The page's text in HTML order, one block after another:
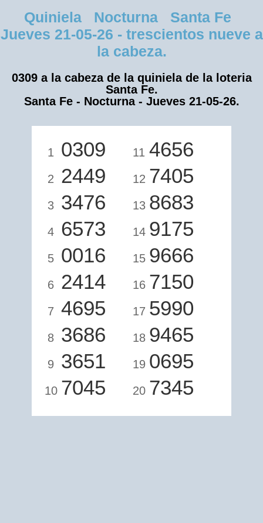
Quiniela Nocturna Santa Fe
Jueves 21-05-26 - trescientos nueve a
la cabeza.
0309 a la cabeza de la quiniela de la loteria
Santa Fe.
Santa Fe - Nocturna - Jueves 21-05-26.
1 0309
2 2449
3 3476
4 6573
5 0016
6 2414
7 4695
8 3686
9 3651
10 7045
11 4656
12 7405
13 8683
14 9175
15 9666
16 7150
17 5990
18 9465
19 0695
20 7345